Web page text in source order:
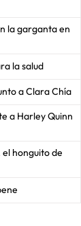
la garganta en
la salud
a Clara Chía
a Harley Quinn
honguito de